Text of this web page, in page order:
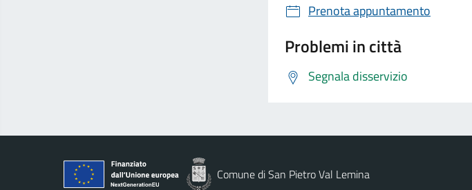
Prenota appuntamento
Problemi in città
Segnala disservizio
Comune di San Pietro Val Lemina